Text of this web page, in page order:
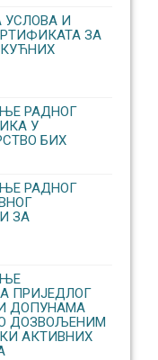
УСЛОВА И
ЗА
РАДНОГ
У
БИХ
РАДНОГ
ЗА
ПРИЈЕДЛОГ
ДОПУНАМА
ДОЗВОЉЕНИМ
АКТИВНИХ